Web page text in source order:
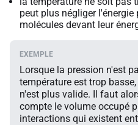
peut plus négliger
molécules devant leur
Lorsque la pression n'est
température est trop
n'est plus valide. Il faut
compte le volume occupé
interactions qui existent